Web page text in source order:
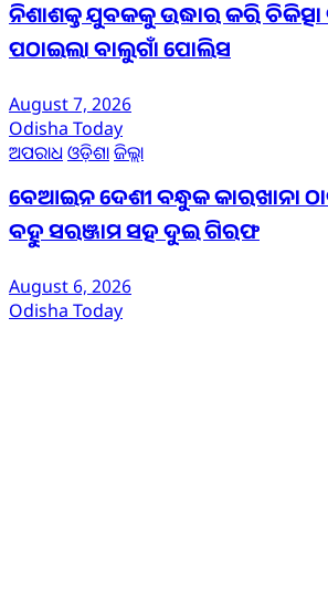
ନିଶାଶକ୍ତ ଯୁବକକୁ ଉଦ୍ଧାର କରି
ପଠାଇଲା ବାଲୁଗାଁ ପୋଲିସ
August 7, 2026
Odisha Today
ଅପରାଧ ଓଡ଼ିଶାଜିଲ୍ଲା
ବେଆଇନ ଦେଶୀ ବନ୍ଧୁକ କାରଖାନା
ବହୁ ସରଞ୍ଜାମ ସହ ଦୁଇ ଗିରଫ
August 6, 2026
Odisha Today